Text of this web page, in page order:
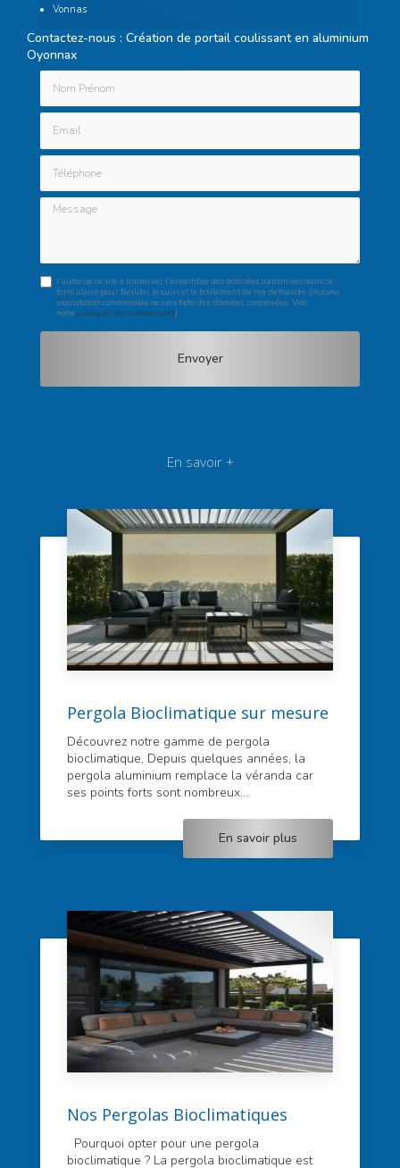
Vonnas
Contactez-nous : Création de portail coulissant en aluminium
Oyonnax
Nom Prénom
Téléphone
Message
J'autorise ce site à conserver l'ensemble des données transmises dans ce
formulaire pour faciliter le suivi et le traitement de ma demande. (Aucune
exploitation commerciale ne sera faite des données conservées. Voir
notrepolitique de confidentialité)
En savoir +
Pergola Bioclimatique sur mesure
Découvrez notre gamme de pergola
bioclimatique, Depuis quelques années, la
pergola aluminium remplace la véranda car
ses points forts sont nombreux....
En savoir plus
Nos Pergolas Bioclimatiques
Pourquoi opter pour une pergola
bioclimatique ? La pergola bioclimatique est